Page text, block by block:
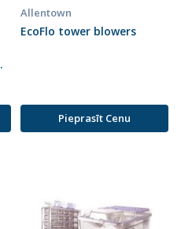
Allentown
EcoFlo tower blowers
Pieprasīt Cenu